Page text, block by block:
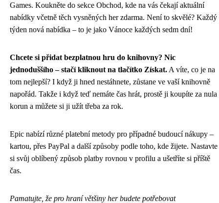
Games. Koukněte do sekce Obchod, kde na vás čekají aktuální
nabídky včetně těch vysněných her zdarma. Není to skvělé? Každý
týden nová nabídka – to je jako Vánoce každých sedm dní!
Chcete si přidat bezplatnou hru do knihovny? Nic
jednoduššího – stačí kliknout na tlačítko Získat. A víte, co je na
tom nejlepší? I když ji hned nestáhnete, zůstane ve vaší knihovně
napořád. Takže i když teď nemáte čas hrát, prostě ji koupíte za nula
korun a můžete si ji užít třeba za rok.
Epic nabízí různé platební metody pro případné budoucí nákupy –
kartou, přes PayPal a další způsoby podle toho, kde žijete. Nastavte
si svůj oblíbený způsob platby rovnou v profilu a ušetříte si příště
čas.
Pamatujte, že pro hraní většiny her budete potřebovat